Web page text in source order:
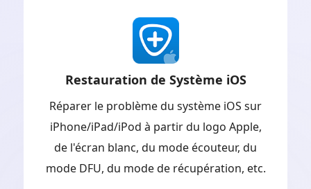
Restauration de Système iOS
Réparer le problème du système iOS sur
iPhone/iPad/iPod à partir du logo Apple,
de l'écran blanc, du mode écouteur, du
mode DFU, du mode de récupération, etc.